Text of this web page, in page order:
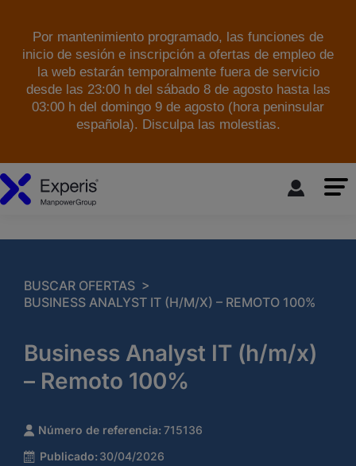
Por mantenimiento programado, las funciones de
inicio de sesión e inscripción a ofertas de empleo de
la web estarán temporalmente fuera de servicio
desde las 23:00 h del sábado 8 de agosto hasta las
03:00 h del domingo 9 de agosto (hora peninsular
española). Disculpa las molestias.
BUSCAR OFERTAS >
BUSINESS ANALYST IT (H/M/X) – REMOTO 100%
Business Analyst IT (h/m/x)
– Remoto 100%
Número de referencia: 715136
Publicado: 30/04/2026